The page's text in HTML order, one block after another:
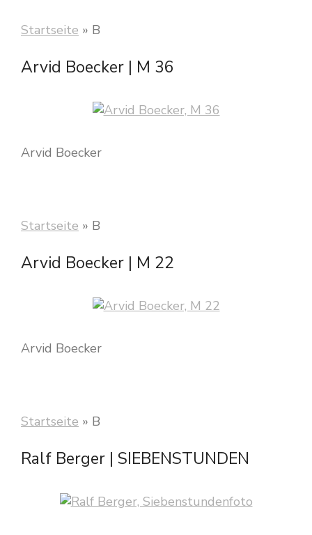
Startseite » B
Arvid Boecker | M 36
Arvid Boecker
Startseite » B
Arvid Boecker | M 22
Arvid Boecker
Startseite » B
Ralf Berger | SIEBENSTUNDEN